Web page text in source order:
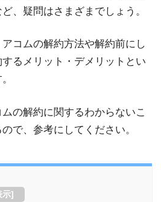
、疑問はさまざまでしょう。
コムの解約方法や解約前にし
るメリット・デメリットとい
の解約に関するわからないこ
で、参考にしてください。
示]